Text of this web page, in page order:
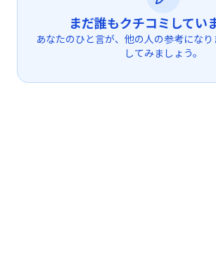
まだ誰もクチコミしてい
あなたのひと言が、他の人の参考にな
してみましょう。